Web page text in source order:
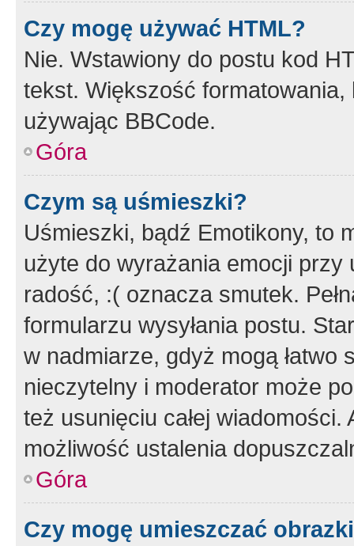
Czy mogę używać HTML?
Nie. Wstawiony do postu kod
tekst. Większość
używając BBCode.
Góra
Czym są uśmieszki?
Uśmieszki, bądź Emotikony, to
użyte do wyrażania emocji
radość, :( oznacza smutek.
formularzu wysyłania postu.
w nadmiarze, gdyż mogą
nieczytelny i moderator może
też usunięciu całej
możliwość ustalenia
Góra
Czy mogę umieszczać